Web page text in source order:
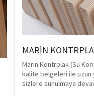
MARİN
Marin Kontrplak (Su
kalite belgeleri ile uzun
sizlere sunulmaya